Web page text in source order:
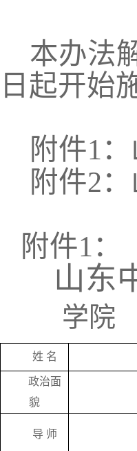
本办法
日起开始
附件1
附件2
附件1 ：
山东
学院
姓 名
政治面
貌
导 师